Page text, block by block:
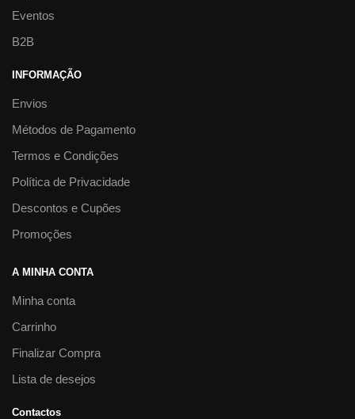
Eventos
B2B
INFORMAÇÃO
Envios
Métodos de Pagamento
Termos e Condições
Política de Privacidade
Descontos e Cupões
Promoções
A MINHA CONTA
Minha conta
Carrinho
Finalizar Compra
Lista de desejos
Contactos